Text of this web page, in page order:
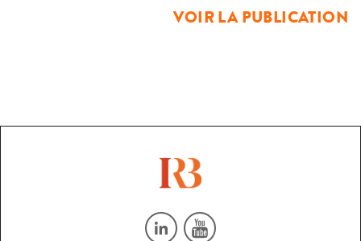
VOIR LA PUBLICATION